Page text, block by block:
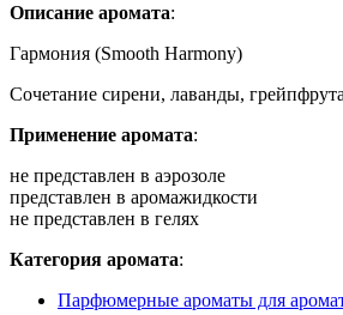
Описание аромата:
Гармония (Smooth Harmony)
Сочетание сирени, лаванды,
Применение аромата:
не представлен в аэрозоле
представлен в аромажидкости
не представлен в гелях
Категория аромата:
Парфюмерные ароматы для